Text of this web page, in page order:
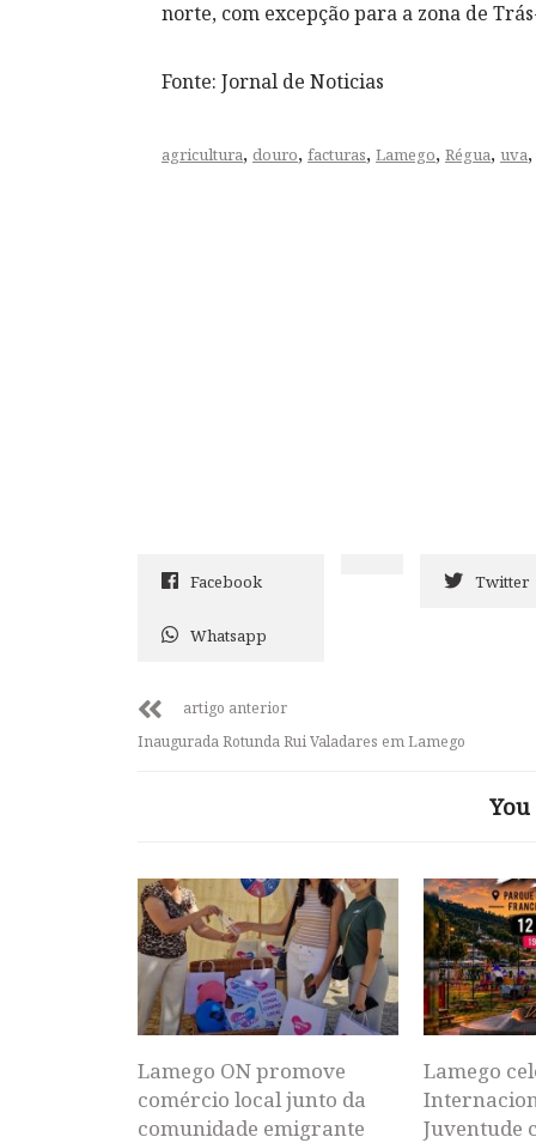
norte, com excepção para a zona de
Fonte: Jornal de Noticias
agricultura, douro, facturas, Lamego, Régua, uva,
Facebook Twitter
Whatsapp
artigo anterior
Inaugurada Rotunda Rui Valadares em Lamego
Lamego ON promove
comércio local junto da
comunidade emigrante
Lamego
Juventude